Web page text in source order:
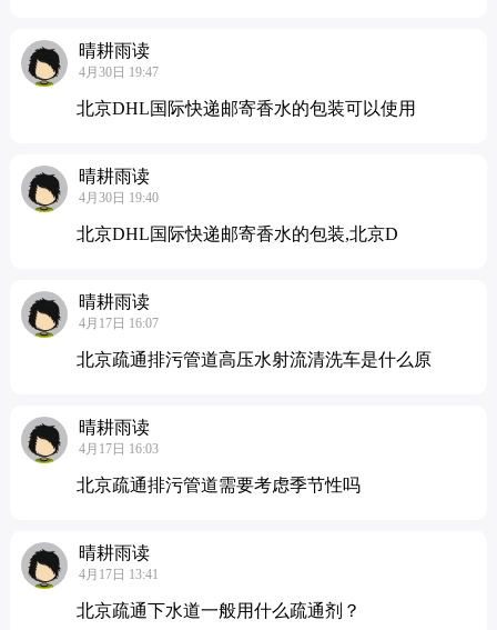
晴耕雨读
4月30日 19:47
北京DHL国际快递邮寄香水的包装可以使用
晴耕雨读
4月30日 19:40
北京DHL国际快递邮寄香水的包装,北京D
晴耕雨读
4月17日 16:07
北京疏通排污管道高压水射流清洗车是什么原
晴耕雨读
4月17日 16:03
北京疏通排污管道需要考虑季节性吗
晴耕雨读
4月17日 13:41
北京疏通下水道一般用什么疏通剂？